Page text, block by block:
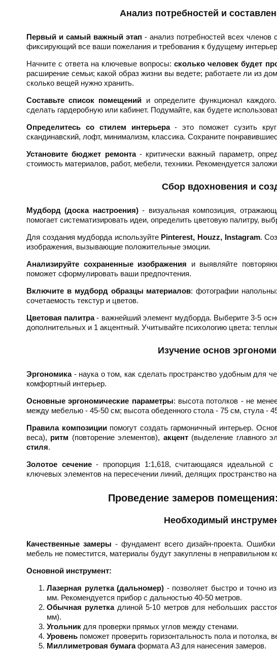
Анализ потребностей и
Первый и самый важный этап - анализ потребностей всех членов
фиксирующий все ваши пожелания и требования к будущему
Начните с ответа на ключевые вопросы:сколько человек будет
расширение семьи; какой образ жизни вы ведете; работаете ли из
сколько вещей нужно хранить.
Составьте список помещений и определите функционал
сделать гардеробную или кабинет. Подумайте, как будете
Определитесь со стилем интерьера- это поможет сузить круг
скандинавский, лофт, минимализм, классика. Сохраните
Установите бюджет ремонта- критически важный параметр,
стоимость материалов, работ, мебели, техники. Рекомендуется
Сбор вдохновения и
Мудборд (доска настроения)- визуальная композиция,
помогает систематизировать идеи, определить цветовую палитру,
Для создания мудборда используйте Pinterest, Houzz, Instagram.
изображения, вызывающие положительные эмоции.
Анализируйте сохраненные изображения и выявляйте
поможет сформулировать ваши предпочтения.
Включите в мудборд образцы материалов: фотографии
сочетаемость текстур и цветов.
Цветовая палитра- важнейший элемент мудборда. Выберите 3-5
дополнительных и 1 акцентный. Учитывайте психологию цвета:
Изучение основ
Эргономика- наука о том, как сделать пространство удобным для
комфортный интерьер.
Основные эргономические параметры: высота потолков - не
между мебелью - 45-50 см; высота обеденного стола - 75 см, стула -
Правила композициипомогут создать гармоничный интерьер.
веса), ритм (повторение элементов), акцент(выделение главного
стиля.
Золотое сечение- пропорция 1:1,618, считающаяся идеальной с
ключевых элементов на пересечении линий, делящих пространство на
Проведение замеров
Необходимый
Качественные замеры - фундамент всего дизайн-проекта.
мебель не поместится, материалы будут закуплены в неправильном
Основной инструмент:
Лазерная рулетка (дальномер) - позволяет быстро и точно
мм. Рекомендуется прибор с дальностью 40-50 метров.
Обычная рулеткадлиной 5-10 метров для небольших
мм).
Угольник для проверки прямых углов между стенами.
Уровень поможет проверить горизонтальность пола и потолка,
Миллиметровая бумагаформата А3 для нанесения замеров.